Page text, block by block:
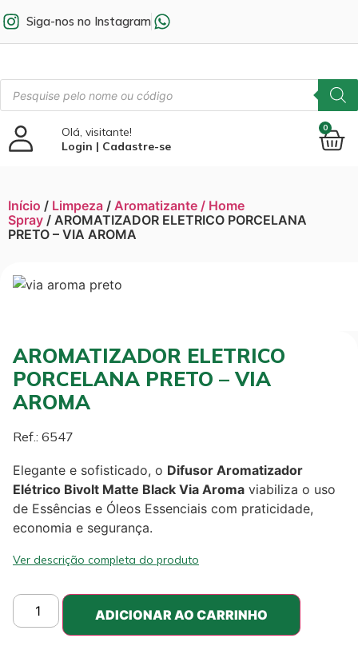
Siga-nos no Instagram
Olá, visitante!
Login | Cadastre-se
0
Início / Limpeza / Aromatizante / Home
Spray / AROMATIZADOR ELETRICO PORCELANA
PRETO – VIA AROMA
AROMATIZADOR ELETRICO
PORCELANA PRETO – VIA
AROMA
Ref.: 6547
Elegante e sofisticado, o Difusor Aromatizador
Elétrico Bivolt Matte Black Via Aroma viabiliza o uso
de Essências e Óleos Essenciais com praticidade,
economia e segurança.
Ver descrição completa do produto
ADICIONAR AO CARRINHO